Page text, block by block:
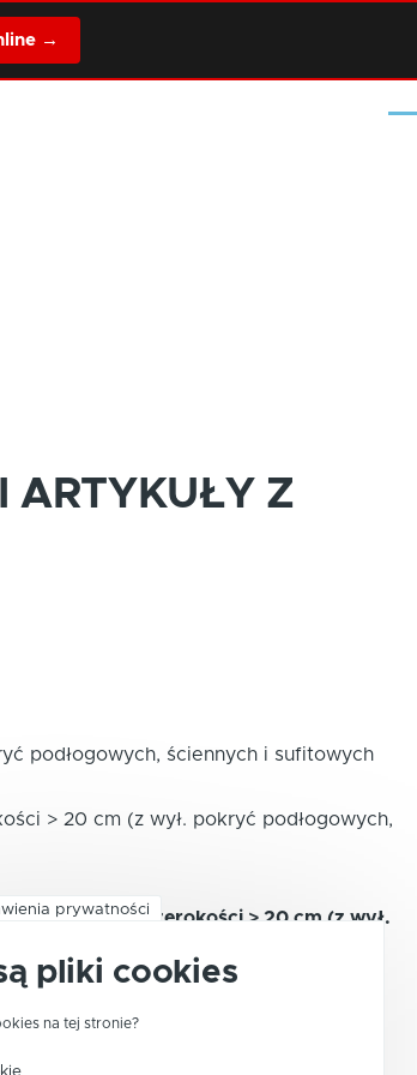
→
ARTYKUŁY Z
podłogowych, ściennych i sufitowych
> 20 cm (z wył. pokryć podłogowych,
w rolkach o szerokości > 20 cm (z wył.
do produkcji płytek
prywatności
pliki cookies
na tej stronie?